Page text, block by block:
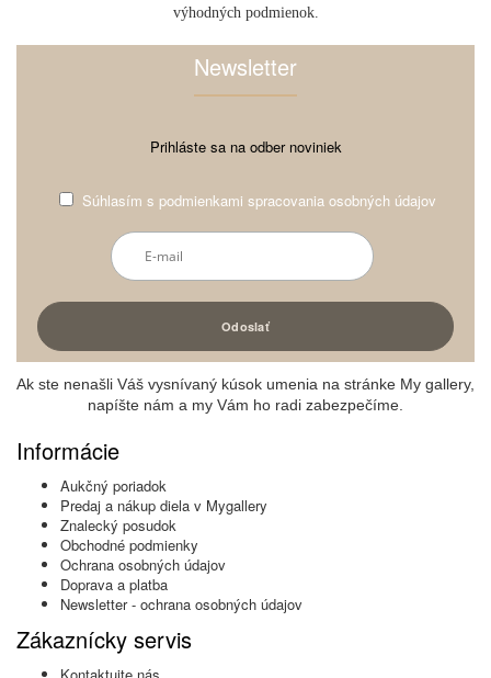
výhodných podmienok.
Newsletter
Prihláste sa na odber noviniek
Súhlasím s podmienkami spracovania osobných údajov
Ak ste nenašli Váš vysnívaný kúsok umenia na stránke My gallery,
napíšte nám a my Vám ho radi zabezpečíme.
Informácie
Aukčný poriadok
Predaj a nákup diela v Mygallery
Znalecký posudok
Obchodné podmienky
Ochrana osobných údajov
Doprava a platba
Newsletter - ochrana osobných údajov
Zákaznícky servis